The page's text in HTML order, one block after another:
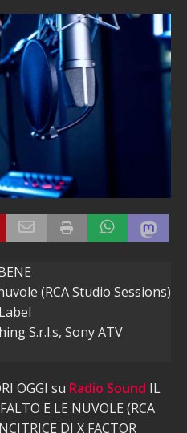
(RCA Studio Sessions)
S.r.l.s, Sony ATV
OGGI su Radio Sound IL
E LE NUVOLE (RCA
DI X FACTOR